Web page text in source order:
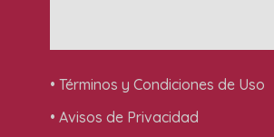
• Términos y Condiciones de Uso
• Avisos de Privacidad